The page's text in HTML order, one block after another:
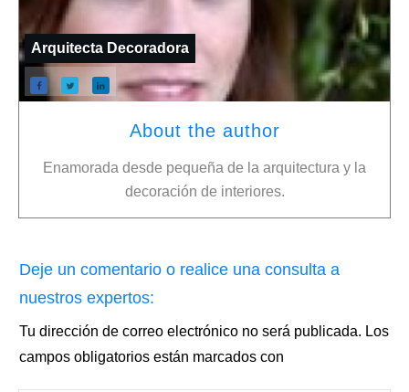
Arquitecta Decoradora
About the author
Enamorada desde pequeña de la arquitectura y la
decoración de interiores.
Deje un comentario o realice una consulta a
nuestros expertos:
Tu dirección de correo electrónico no será publicada. Los
campos obligatorios están marcados con